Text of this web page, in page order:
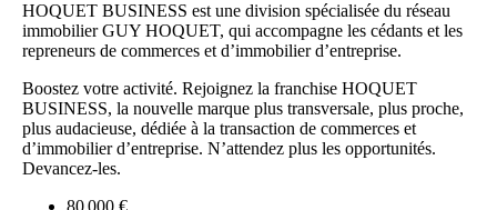
HOQUET BUSINESS est une division spécialisée du réseau
immobilier GUY HOQUET, qui accompagne les cédants et les
repreneurs de commerces et d’immobilier d’entreprise.
Boostez votre activité. Rejoignez la franchise HOQUET
BUSINESS, la nouvelle marque plus transversale, plus proche,
plus audacieuse, dédiée à la transaction de commerces et
d’immobilier d’entreprise. N’attendez plus les opportunités.
Devancez-les.
80 000 €